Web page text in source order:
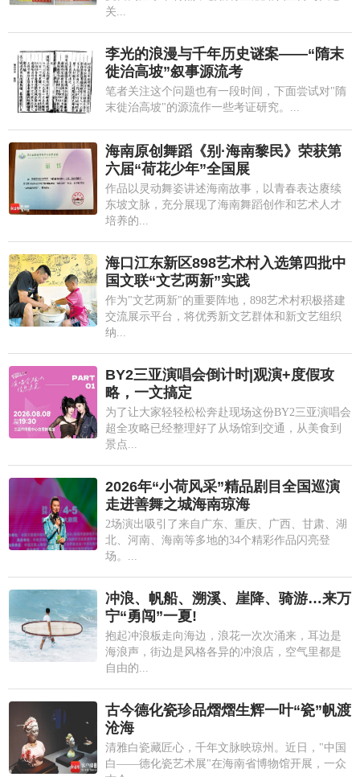
关...
李光的浪漫与千年历史谜案——“隋末
徙治高坡”叙事源流考
笔者关注这个问题也有一段时间，下面尝试对"隋
末徙治高坡"的源流作一些考证研究。...
海南原创舞蹈《别·海南黎民》荣获第
六届“荷花少年”全国展
作品以灵动舞姿讲述海南故事，以青春表达赓续
东坡文脉，充分展现了海南舞蹈创作和艺术人才
培养的...
海口江东新区898艺术村入选第四批中
国文联“文艺两新”实践
作为"文艺两新"的重要阵地，898艺术村积极搭建
交流展示平台，将优秀新文艺群体和新文艺组织
纳...
BY2三亚演唱会倒计时|观演+度假攻
略，一文搞定
为了让大家轻轻松松奔赴现场这份BY2三亚演唱会
超全攻略已经整理好了从场馆到交通，从美食到
景点...
2026年“小荷风采”精品剧目全国巡演
走进善舞之城海南琼海
2场演出吸引了来自广东、重庆、广西、甘肃、湖
北、河南、海南等多地的34个精彩作品闪亮登
场。...
冲浪、帆船、溯溪、崖降、骑游…来万
宁“勇闯”一夏!
抱起冲浪板走向海边，浪花一次次涌来，耳边是
海浪声，街边是风格各异的冲浪店，空气里都是
自由的...
古今德化瓷珍品熠熠生辉一叶“瓷”帆渡
沧海
清雅白瓷藏匠心，千年文脉映琼州。近日，"中国
白——德化瓷艺术展"在海南省博物馆开展，一众